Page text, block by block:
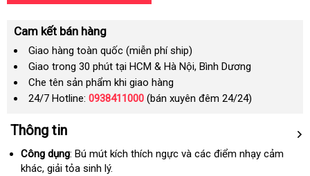
Cam kết bán hàng
Giao hàng toàn quốc (miễn phí ship)
Giao trong 30 phút tại HCM & Hà Nội, Bình Dương
Che tên sản phẩm khi giao hàng
24/7 Hotline: 0938411000 (bán xuyên đêm 24/24)
Thông tin
Công dụng: Bú mút kích thích ngực tại
và xưởng
các điểm nhạy cảm
khácmua
, giải tỏa sinh lý.